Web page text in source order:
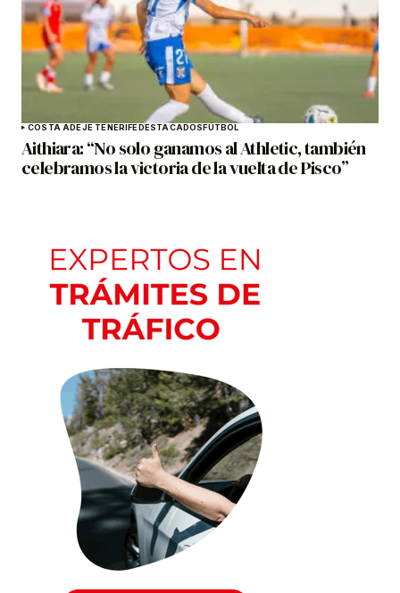
COSTA ADEJE TENERIFEDESTACADOSFÚTBOL
Aithiara: “No solo ganamos al Athletic, también
celebramos la victoria de la vuelta de Pisco”